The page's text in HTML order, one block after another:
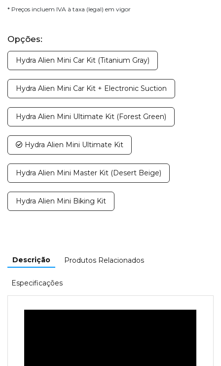
* Preços incluem IVA à taxa (legal) em vigor
Opções:
Hydra Alien Mini Car Kit (Titanium Gray)
Hydra Alien Mini Car Kit + Electronic Suction
Hydra Alien Mini Ultimate Kit (Forest Green)
Hydra Alien Mini Ultimate Kit
Hydra Alien Mini Master Kit (Desert Beige)
Hydra Alien Mini Biking Kit
Descrição Produtos Relacionados
Especificações